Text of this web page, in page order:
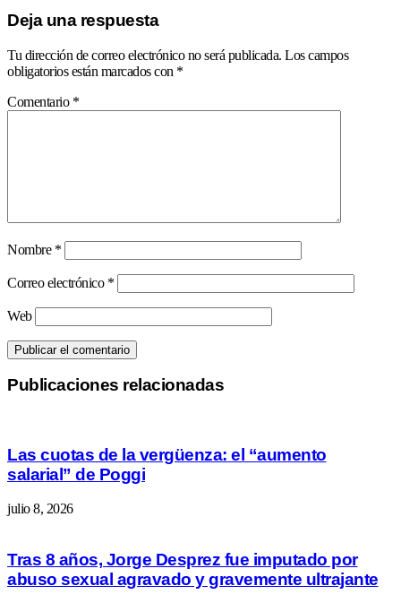
Deja una respuesta
Tu dirección de correo electrónico no será publicada. Los campos
obligatorios están marcados con *
Comentario *
Nombre *
Correo electrónico *
Web
Publicaciones relacionadas
Las cuotas de la vergüenza: el “aumento
salarial” de Poggi
julio 8, 2026
Tras 8 años, Jorge Desprez fue imputado por
abuso sexual agravado y gravemente ultrajante